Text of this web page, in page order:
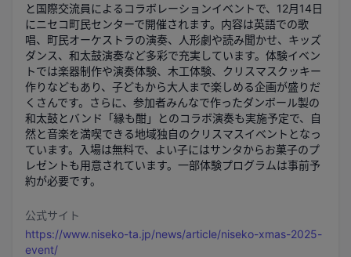
と国際交流員によるコラボレーションイベントで、12月14日
にニセコ町民センターで開催されます。内容は英語での歌
唱、町民オーケストラの演奏、人形劇や読み聞かせ、キッズ
ダンス、和太鼓演奏など多彩で充実しています。体験イベン
トでは楽器制作や演奏体験、木工体験、クリスマスクッキー
作りなどもあり、子どもから大人まで楽しめる企画が盛りだ
くさんです。さらに、参加者みんなで作ったダンボール製の
和太鼓とバンド「縁も酣」とのコラボ演奏も実施予定で、自
然と音楽を満喫できる地域独自のクリスマスイベントとなっ
ています。入場は無料で、よい子にはサンタからお菓子のプ
レゼントも用意されています。一部体験プログラムは事前予
約が必要です。
公式サイト
https://www.niseko-ta.jp/news/article/niseko-xmas-2025-
event/